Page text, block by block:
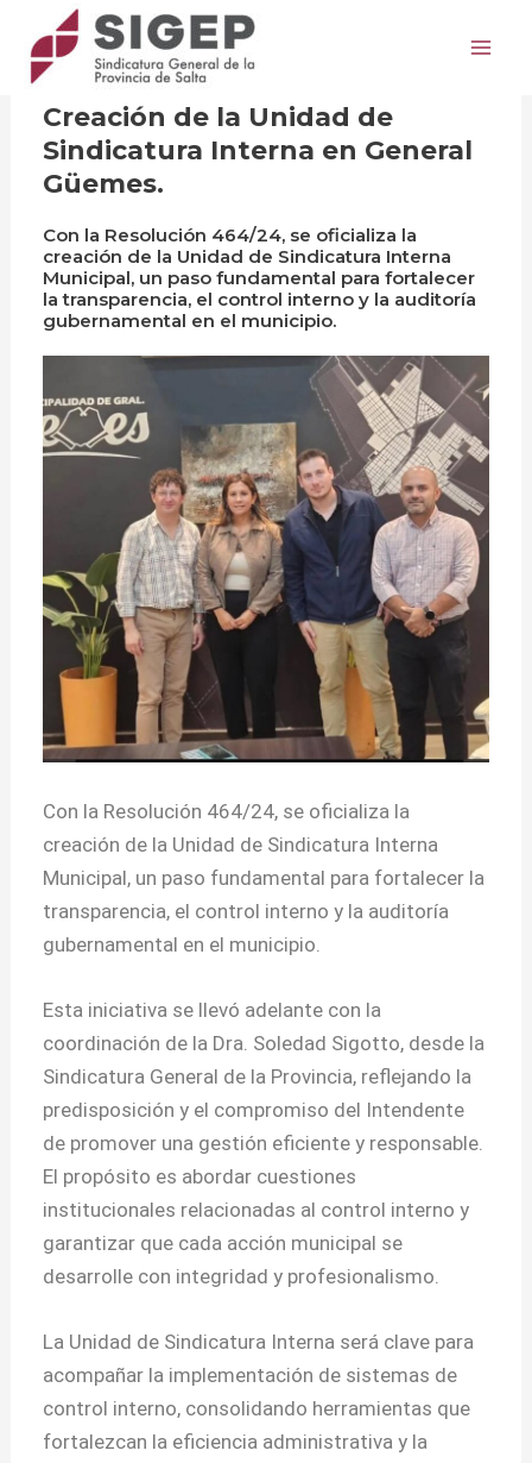
contenido
Municipios/31 octubre, 2025
Creación de la Unidad de
Sindicatura Interna en General
Güemes.
Con la Resolución 464/24, se oficializa la
creación de la Unidad de Sindicatura Interna
Municipal, un paso fundamental para fortalecer
la transparencia, el control interno y la auditoría
gubernamental en el municipio.
Con la Resolución 464/24, se oficializa la
creación de la Unidad de Sindicatura Interna
Municipal, un paso fundamental para fortalecer la
transparencia, el control interno y la auditoría
gubernamental en el municipio.
Esta iniciativa se llevó adelante con la
coordinación de la Dra. Soledad Sigotto, desde la
Sindicatura General de la Provincia, reflejando la
predisposición y el compromiso del Intendente
de promover una gestión eficiente y responsable.
El propósito es abordar cuestiones
institucionales relacionadas al control interno y
garantizar que cada acción municipal se
desarrolle con integridad y profesionalismo.
La Unidad de Sindicatura Interna será clave para
acompañar la implementación de sistemas de
control interno, consolidando herramientas que
fortalezcan la eficiencia administrativa y la
navigation